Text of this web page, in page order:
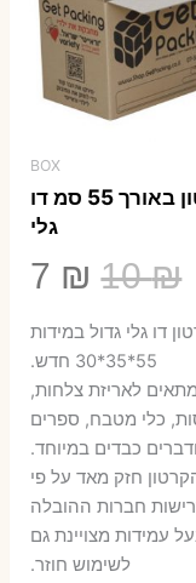
BOX
קרטון באורך 55 סמ דו
גלי
10₪
היה:
10 ₪.
7 ₪
7 ₪.
דו גלי גדול במידות
55*35*30 חדש.
מתאים לאריזת צלחות,
כלי מטבח, ספרים
ודברים כבדים במיוחד.
חזק מאד על פי
חברות ההובלה
עמידות מצויינת גם
לשימוש חוזר.